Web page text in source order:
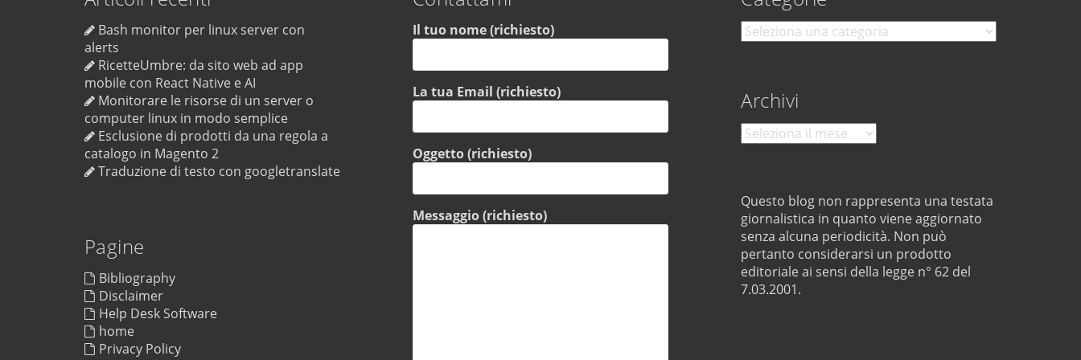
Bash monitor per linux server con
alerts
RicetteUmbre: da sito web ad app
mobile con React Native e AI
Monitorare le risorse di un server o
computer linux in modo semplice
Esclusione di prodotti da una regola a
catalogo in Magento 2
Traduzione di testo con googletranslate
Pagine
Bibliography
Disclaimer
Help Desk Software
home
Privacy Policy
Il tuo nome (richiesto)
La tua Email (richiesto)
Oggetto (richiesto)
Messaggio (richiesto)
Categorie
Archivi
Archivi
Questo blog non rappresenta una testata
giornalistica in quanto viene aggiornato
senza alcuna periodicità. Non può
pertanto considerarsi un prodotto
editoriale ai sensi della legge n° 62 del
7.03.2001.